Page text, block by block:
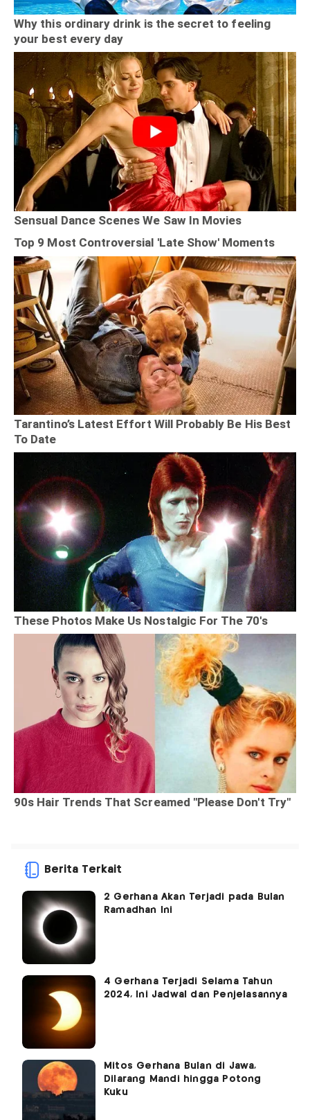
Berita Terkait
2 Gerhana Akan Terjadi pada Bulan
Ramadhan Ini
4 Gerhana Terjadi Selama Tahun
2024, Ini Jadwal dan Penjelasannya
Mitos Gerhana Bulan di Jawa,
Dilarang Mandi hingga Potong
Kuku